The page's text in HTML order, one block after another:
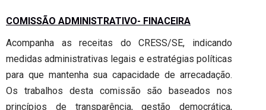
COMISSÃO ADMINISTRATIVO- FINACEIRA
Acompanha as receitas do CRESS/SE, indicando
medidas administrativas legais e estratégias políticas
para que mantenha sua capacidade de arrecadação.
Os trabalhos desta comissão são baseados nos
princípios de transparência, gestão democrática,